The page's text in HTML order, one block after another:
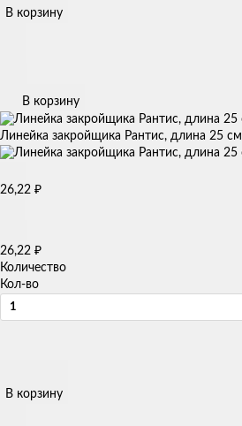
В корзину
В корзину
Линейка закройщика Рантис, длина 25 см
26,22 ₽
26,22 ₽
Количество
Кол-во
В корзину